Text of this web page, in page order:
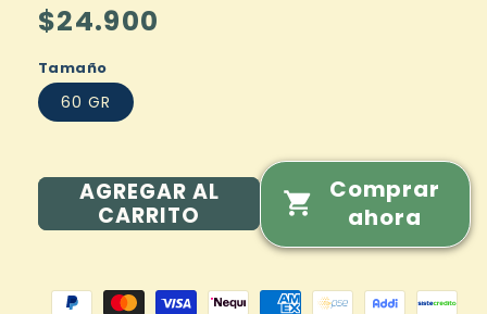
Precio
$24.900
Tamaño
60 GR
AGREGAR AL
CARRITO
Comprar
ahora